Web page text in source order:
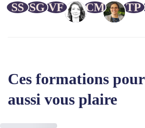
TP
CM
VF
SG
SS
Ces formations
aussi vous plaire